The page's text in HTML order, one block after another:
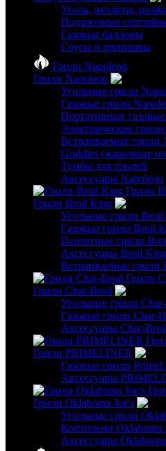
Уголь, пеллеты,
Подарочные
Газовые баллоны
Соусы и приправы
Грили Napoleon
Грили Napoleon
Угольные грили
Газовые грили
Портативные
Электрические
Встраиваемые грили
Griddles (жарочные
Тумбы для грилей
Аксессуары Napoleon
Грили
Грили Broil King
Угольные грили
Газовые грили Broil
Пеллетные грили
Аксессуары Broil
Встраиваемые грили
Грили
Грили Char-Broil
Угольные грили
Газовые грили Char-
Аксессуары Char-Broil
Грили PRIMELINER
Газовые грили
Аксессуары
Грили Oklahoma Joe's
Угольные грили
Коптильни Oklahoma
Аксессуары